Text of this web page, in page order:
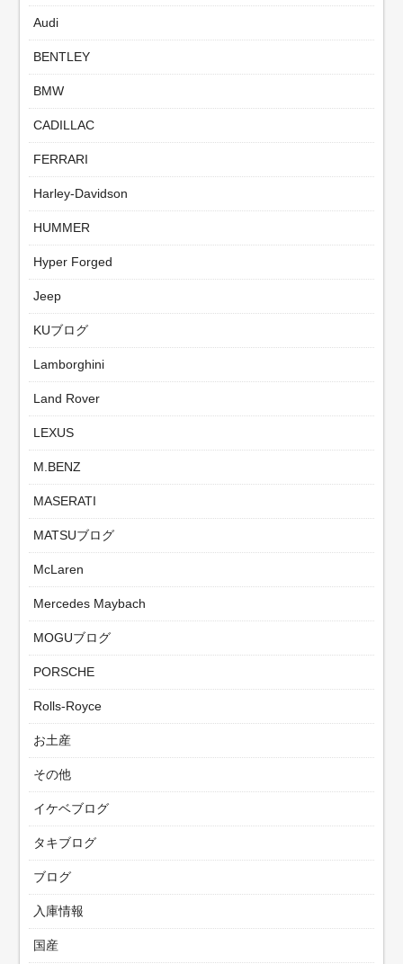
Audi
BENTLEY
BMW
CADILLAC
FERRARI
Harley-Davidson
HUMMER
Hyper Forged
Jeep
KUブログ
Lamborghini
Land Rover
LEXUS
M.BENZ
MASERATI
MATSUブログ
McLaren
Mercedes Maybach
MOGUブログ
PORSCHE
Rolls-Royce
お土産
その他
イケベブログ
タキブログ
ブログ
入庫情報
国産